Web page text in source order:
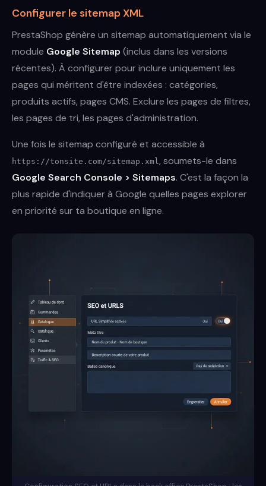
Configurer le sitemap XML
PrestaShop génère un sitemap automatiquement via le
module Google Sitemap (inclus dans les versions
récentes). À configurer pour inclure uniquement les
pages qui méritent d'être indexées : catégories,
produits actifs, pages CMS. Exclure les pages de filtres,
les pages de tri, les pages d'administration.
Une fois le sitemap configuré et accessible à
https://tonsite.com/sitemap.xml , soumets-le dans
Google Search Console > Sitemaps. C'est la façon la
plus rapide d'indiquer à Google quelles pages explorer
en priorité sur ta boutique en ligne.